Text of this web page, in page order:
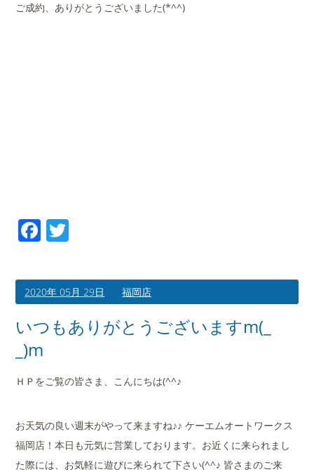
ご成約、ありがとうございました(*^^)
Facebook
2020年 05月 29日 福岡店
いつもありがとうございますm(_
_)m
ＨＰをご覧の皆さま、こんにちは(^^♪
お天気の良い週末がやって来ますね♪♪ ケーエムオートワークス
福岡店！本日も元気に営業しております。お近くに来られまし
た際には、お気軽に遊びに来られて下さい(^^♪ 皆さまのご来